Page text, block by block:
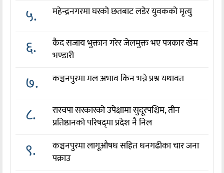
५. महेन्द्रनगरमा घरको छतबाट लडेर युवकको मृत्यु
६.
कैद सजाय भुक्तान गरेर जेलमुक्त भए पत्रकार खेम
भण्डारी
७. कञ्चनपुरमा मल अभाव किन भन्ने प्रश्न यथावत
८.
रास्वपा सरकारको उपेक्षामा सुदूरपश्चिम, तीन
प्रतिष्ठानको परिषद्‌मा प्रदेश नै निल
९.
कञ्चनपुरमा लागूऔषध सहित धनगढीका चार जना
पक्राउ